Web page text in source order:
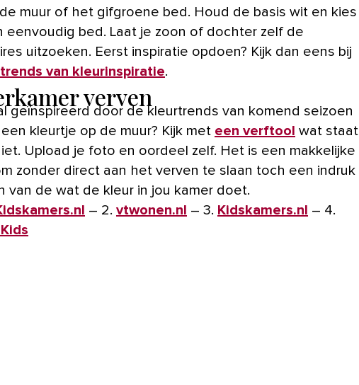
muur of het gifgroene bed. Houd de basis wit en kies
eenvoudig bed. Laat je zoon of dochter zelf de
uitzoeken. Eerst inspiratie opdoen? Kijk dan eens bij
van kleurinspiratie.
verven
geïnspireerd door de kleurtrends van komend seizoen
kleurtje op de muur? Kijk met een verftool wat staat
Upload je foto en oordeel zelf. Het is een makkelijke
zonder direct aan het verven te slaan toch een indruk
van de wat de kleur in jou kamer doet.
– 2. vtwonen.nl – 3. Kidskamers.nl – 4.